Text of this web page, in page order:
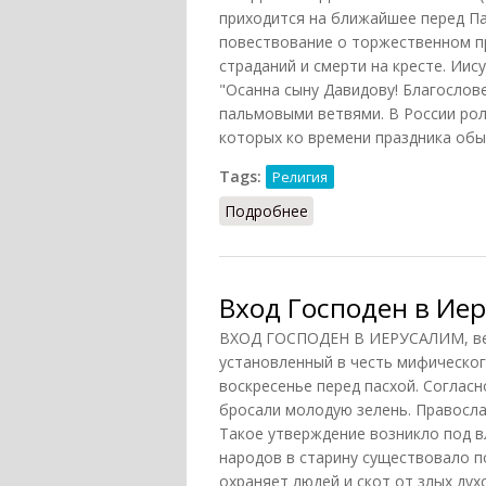
приходится на ближайшее перед
повествование о торжественном
страданий и смерти на кресте.
"Осанна сыну Давидову!
пальмовыми ветвями. В России
которых ко времени праздника
Tags:
Религия
Подробнее
Вход Господен в
ВХОД ГОСПОДЕН В ИЕРУСАЛИМ,
установленный в честь
воскресенье перед пасхой.
бросали молодую зелень.
Такое утверждение возникло под
народов в старину существовало
охраняет людей и скот от злых